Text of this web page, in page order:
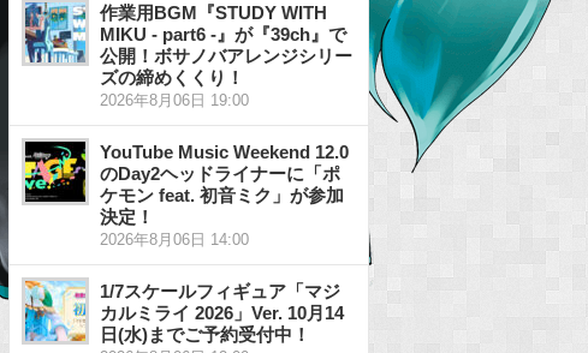
作業用BGM『STUDY WITH
MIKU - part6 -』が『39ch』で
公開！ボサノバアレンジシリー
ズの締めくくり！
2026年8月06日 19:00
YouTube Music Weekend 12.0
のDay2ヘッドライナーに「ポ
ケモン feat. 初音ミク」が参加
決定！
2026年8月06日 14:00
1/7スケールフィギュア「マジ
カルミライ 2026」Ver. 10月14
日(水)までご予約受付中！